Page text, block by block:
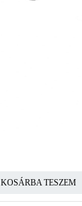
KOSÁRBA TESZEM